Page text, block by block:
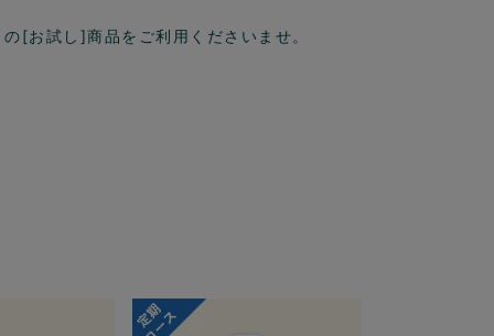
[お試し]商品をご利用くださいませ。